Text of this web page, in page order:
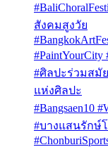
สังคมสูงวัย
#ศิลปะร่วมสมัย
แห่งศิลปะ
#Bangsaen10
#บางแสนรักษ์โ